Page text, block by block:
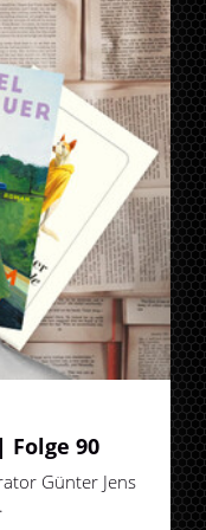
Folge 90
Günter Jens